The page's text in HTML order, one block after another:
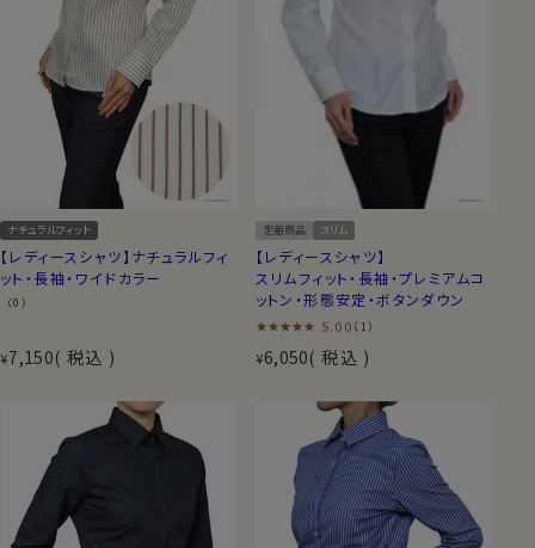
ナチュラルフィット
【レディースシャツ】ナチュラルフィ
ット・長袖・ワイドカラー
（0）
¥7,150 税込
定番商品 スリム
【レディースシャツ】
スリムフィット・長袖・プレミアムコ
ットン・形態安定・ボタンダウン
5.00 （1）
¥6,050 税込